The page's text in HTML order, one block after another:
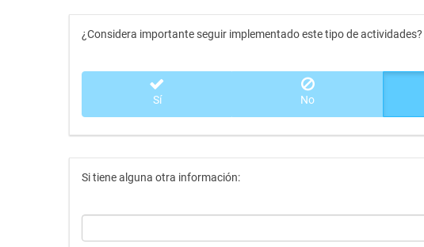
¿Considera importante seguir implementado este tipo de actividades?
Sí No
Si tiene alguna otra información: